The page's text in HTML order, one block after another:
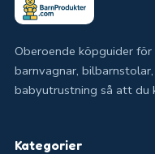
Oberoende köpguider
barnvagnar,
babyutrustning så att du
Kategorier